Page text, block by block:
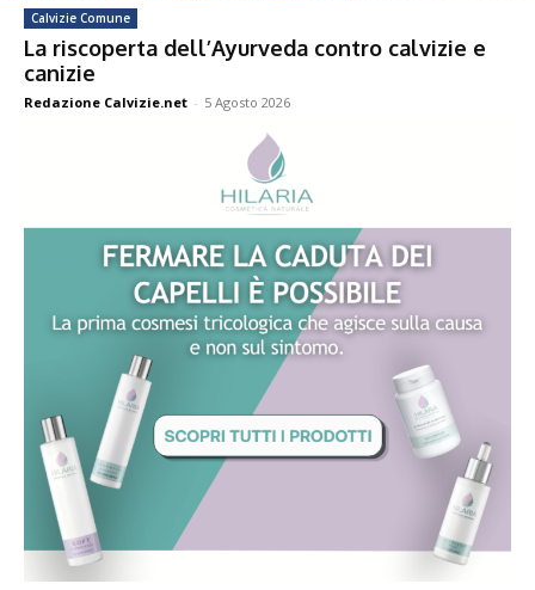
Calvizie Comune
La riscoperta dell’Ayurveda contro calvizie e
canizie
Redazione Calvizie.net - 5 Agosto 2026